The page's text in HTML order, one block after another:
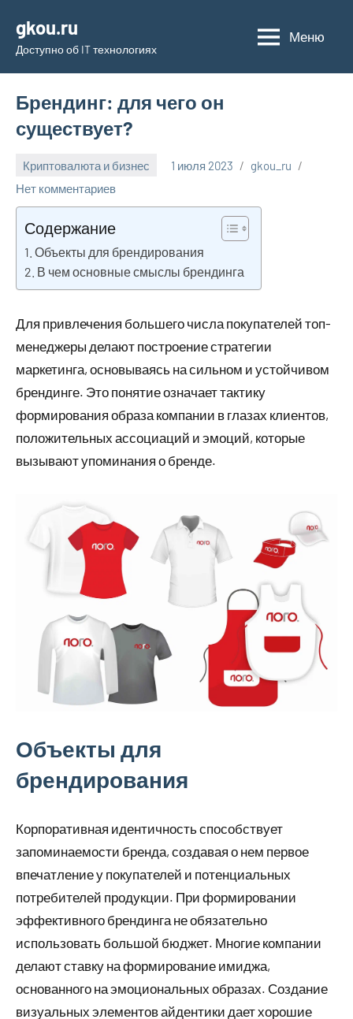
содержимому
gkou.ru
Доступно об IT технологиях
Меню
Брендинг: для чего он
существует?
Криптовалюта и бизнес 1 июля 2023
gkou_ru
Нет комментариев
Содержание
Объекты для брендирования
В чем основные смыслы брендинга
Для привлечения большего числа покупателей топ-
менеджеры делают построение стратегии
маркетинга, основываясь на сильном и устойчивом
брендинге. Это понятие означает тактику
формирования образа компании в глазах клиентов,
положительных ассоциаций и эмоций, которые
вызывают упоминания о бренде.
Объекты для
брендирования
Корпоративная идентичность способствует
запоминаемости бренда, создавая о нем первое
впечатление у покупателей и потенциальных
потребителей продукции. При формировании
эффективного брендинга не обязательно
использовать большой бюджет. Многие компании
делают ставку на формирование имиджа,
основанного на эмоциональных образах. Создание
визуальных элементов айдентики дает хорошие